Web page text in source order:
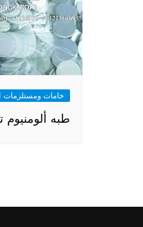
خامات ومستلزمات
طبه ألومنيوم